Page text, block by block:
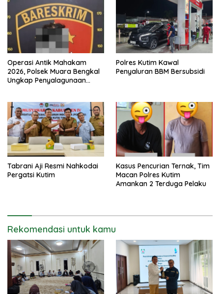
Operasi Antik Mahakam
2026, Polsek Muara Bengkal
Ungkap Penyalagunaan
Polres Kutim Kawal
Penyaluran BBM Bersubsidi
Tabrani Aji Resmi Nahkodai
Pergatsi Kutim
Kasus Pencurian Ternak, Tim
Macan Polres Kutim
Amankan 2 Terduga Pelaku
Rekomendasi untuk kamu